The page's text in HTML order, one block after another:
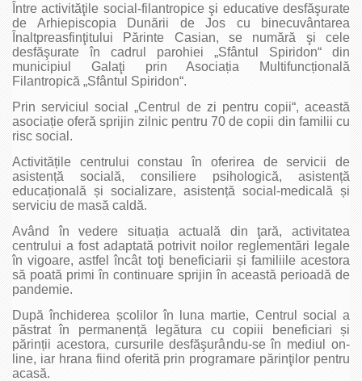
Între activităţile social-filantropice şi educative desfăşurate
de Arhiepiscopia Dunării de Jos cu binecuvântarea
Înaltpreasfinţitului Părinte Casian, se numără şi cele
desfăşurate în cadrul parohiei „Sfântul Spiridon“ din
municipiul Galaţi prin Asociația Multifuncțională
Filantropică „Sfântul Spiridon“.
Prin serviciul social „Centrul de zi pentru copii“, această
asociație oferă sprijin zilnic pentru 70 de copii din familii cu
risc social.
Activitățile centrului constau în oferirea de servicii de
asistență socială, consiliere psihologică, asistență
educațională și socializare, asistență social-medicală și
serviciu de masă caldă.
Având în vedere situația actuală din ţară, activitatea
centrului a fost adaptată potrivit noilor reglementări legale
în vigoare, astfel încât toţi beneficiarii și familiile acestora
să poată primi în continuare sprijin în această perioadă de
pandemie.
După închiderea școlilor în luna martie, Centrul social a
păstrat în permanență legătura cu copiii beneficiari și
părinții acestora, cursurile desfăşurându-se în mediul on-
line, iar hrana fiind oferită prin programare părinţilor pentru
acasă.